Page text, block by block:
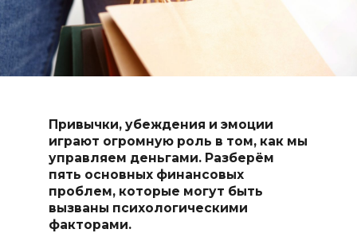
Привычки, убеждения и эмоции
играют огромную роль в том, как мы
управляем деньгами. Разберём
пять основных финансовых
проблем, которые могут быть
вызваны психологическими
факторами.